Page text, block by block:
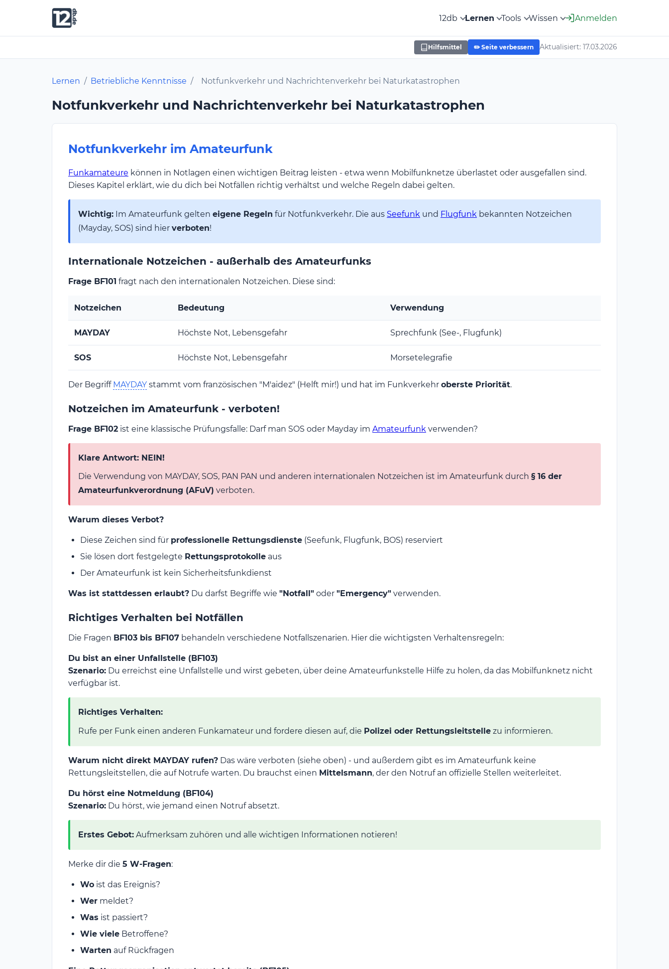
12db Lernen Tools Wissen Anmelden
Hilfsmittel ✏️ Seite verbessern Aktualisiert: 17.03.2026
Lernen / Betriebliche Kenntnisse / Notfunkverkehr und Nachrichtenverkehr bei Naturkatastrophen
Notfunkverkehr und Nachrichtenverkehr bei Naturkatastrophen
Notfunkverkehr im Amateurfunk
Funkamateure können in Notlagen einen wichtigen Beitrag leisten - etwa wenn Mobilfunknetze überlastet oder ausgefallen sind.
Dieses Kapitel erklärt, wie du dich bei Notfällen richtig verhältst und welche Regeln dabei gelten.
Wichtig: Im Amateurfunk gelten eigene Regeln für Notfunkverkehr. Die aus Seefunk und Flugfunk bekannten Notzeichen
(Mayday, SOS) sind hier verboten!
Internationale Notzeichen - außerhalb des Amateurfunks
Frage BF101 fragt nach den internationalen Notzeichen. Diese sind:
Notzeichen Bedeutung Verwendung
MAYDAY Höchste Not, Lebensgefahr Sprechfunk (See-, Flugfunk)
SOS Höchste Not, Lebensgefahr Morsetelegrafie
Der Begriff MAYDAY stammt vom französischen "M'aidez" (Helft mir!) und hat im Funkverkehr oberste Priorität.
Notzeichen im Amateurfunk - verboten!
Frage BF102 ist eine klassische Prüfungsfalle: Darf man SOS oder Mayday im Amateurfunk verwenden?
Klare Antwort: NEIN!
Die Verwendung von MAYDAY, SOS, PAN PAN und anderen internationalen Notzeichen ist im Amateurfunk durch § 16 der
Amateurfunkverordnung (AFuV) verboten.
Warum dieses Verbot?
Diese Zeichen sind für professionelle Rettungsdienste (Seefunk, Flugfunk, BOS) reserviert
Sie lösen dort festgelegte Rettungsprotokolle aus
Der Amateurfunk ist kein Sicherheitsfunkdienst
Was ist stattdessen erlaubt? Du darfst Begriffe wie "Notfall" oder "Emergency" verwenden.
Richtiges Verhalten bei Notfällen
Die Fragen BF103 bis BF107 behandeln verschiedene Notfallszenarien. Hier die wichtigsten Verhaltensregeln:
Du bist an einer Unfallstelle (BF103)
Szenario: Du erreichst eine Unfallstelle und wirst gebeten, über deine Amateurfunkstelle Hilfe zu holen, da das Mobilfunknetz nicht
verfügbar ist.
Richtiges Verhalten:
Rufe per Funk einen anderen Funkamateur und fordere diesen auf, die Polizei oder Rettungsleitstelle zu informieren.
Warum nicht direkt MAYDAY rufen? Das wäre verboten (siehe oben) - und außerdem gibt es im Amateurfunk keine
Rettungsleitstellen, die auf Notrufe warten. Du brauchst einen Mittelsmann, der den Notruf an offizielle Stellen weiterleitet.
Du hörst eine Notmeldung (BF104)
Szenario: Du hörst, wie jemand einen Notruf absetzt.
Erstes Gebot: Aufmerksam zuhören und alle wichtigen Informationen notieren!
Merke dir die 5 W-Fragen:
Wo ist das Ereignis?
Wer meldet?
Was ist passiert?
Wie viele Betroffene?
Warten auf Rückfragen